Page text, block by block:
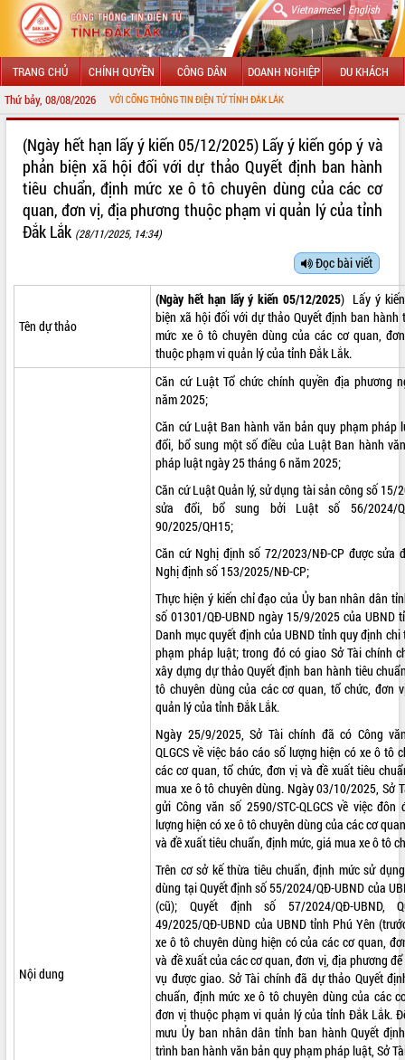
Vietnamese| English
TRANG CHỦ CHÍNH QUYỀN CÔNG DÂN DOANH NGHIỆP DU KHÁCH
Thứ bảy, 08/08/2026
MỪNG ĐẾN VỚI CỔNG THÔNG TIN ĐIỆN TỬ TỈNH ĐẮK LẮK
LÃNH ĐẠO UBND TỈNH
TIN TỨC SỰ KIỆN
SỞ, BAN, NGÀNH
THÔNG TIN CHỈ ĐẠO ĐIỀU HÀNH
Khám bệnh, cấp phát thuốc miễn phí
và tặng quà người dân xã Cư Pui
Hội nghị UBND tỉnh Đắk Lắk thường kỳ
Lễ truy tặng danh hiệu “Bà Mẹ Việt
Nam Anh hùng” và trao Huân chương
UBND tỉnh Đắk Lắk triển khai nhiệm
(Ngày hết hạn lấy ý kiến 05/12/2025) Lấy ý kiến góp ý và
phản biện xã hội đối với dự thảo Quyết định ban hành
tiêu chuẩn, định mức xe ô tô chuyên dùng của các cơ
quan, đơn vị, địa phương thuộc phạm vi quản lý của tỉnh
Đắk Lắk (28/11/2025, 14:34)
Đọc bài viết
Tên dự thảo
(Ngày hết hạn lấy ý kiến 05/12/2025) Lấy ý
biện xã hội đối với dự thảo Quyết định ban hành
mức xe ô tô chuyên dùng của các cơ quan,
thuộc phạm vi quản lý của tỉnh Đắk Lắk.
Nội dung
Căn cứ Luật Tổ chức chính quyền địa phương
năm 2025;
Căn cứ Luật Ban hành văn bản quy phạm pháp
đổi, bổ sung một số điều của Luật Ban hành
pháp luật ngày 25 tháng 6 năm 2025;
Căn cứ Luật Quản lý, sử dụng tài sản công số 15/
sửa đổi, bổ sung bởi Luật số 56/2024/
90/2025/QH15;
Căn cứ Nghị định số 72/2023/NĐ-CP được sửa
Nghị định số 153/2025/NĐ-CP;
Thực hiện ý kiến chỉ đạo của Ủy ban nhân dân
số 01301/QĐ-UBND ngày 15/9/2025 của UBND
Danh mục quyết định của UBND tỉnh quy định
phạm pháp luật; trong đó có giao Sở Tài chính
xây dựng dự thảo Quyết định ban hành tiêu
tô chuyên dùng của các cơ quan, tổ chức, đơn
quản lý của tỉnh Đắk Lắk.
Ngày 25/9/2025, Sở Tài chính đã có Công
QLGCS về việc báo cáo số lượng hiện có xe ô tô
các cơ quan, tổ chức, đơn vị và đề xuất tiêu
mua xe ô tô chuyên dùng. Ngày 03/10/2025, Sở
gửi Công văn số 2590/STC-QLGCS về việc
lượng hiện có xe ô tô chuyên dùng của các cơ
và đề xuất tiêu chuẩn, định mức, giá mua xe ô tô
Trên cơ sở kế thừa tiêu chuẩn, định mức sử
dùng tại Quyết định số 55/2024/QĐ-UBND của
(cũ); Quyết định số 57/2024/QĐ-UBND,
49/2025/QĐ-UBND của UBND tỉnh Phú Yên
xe ô tô chuyên dùng hiện có của các cơ quan,
và đề xuất của các cơ quan, đơn vị, địa phương
vụ được giao. Sở Tài chính đã dự thảo Quyết
chuẩn, định mức xe ô tô chuyên dùng của các
đơn vị thuộc phạm vi quản lý của tỉnh Đắk Lắk.
mưu Ủy ban nhân dân tỉnh ban hành Quyết
trình ban hành văn bản quy phạm pháp luật, Sở